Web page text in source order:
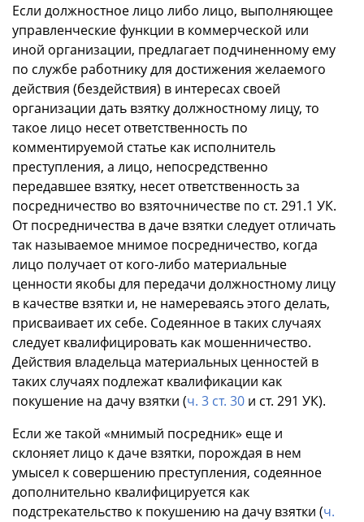
Если должностное лицо либо лицо, выполняющее
управленческие функции в коммерческой или
иной организации, предлагает подчиненному ему
по службе работнику для достижения желаемого
действия (бездействия) в интересах своей
организации дать взятку должностному лицу, то
такое лицо несет ответственность по
комментируемой статье как исполнитель
преступления, а лицо, непосредственно
передавшее взятку, несет ответственность за
посредничество во взяточничестве по ст. 291.1 УК.
От посредничества в даче взятки следует отличать
так называемое мнимое посредничество, когда
лицо получает от кого-либо материальные
ценности якобы для передачи должностному лицу
в качестве взятки и, не намереваясь этого делать,
присваивает их себе. Содеянное в таких случаях
следует квалифицировать как мошенничество.
Действия владельца материальных ценностей в
таких случаях подлежат квалификации как
покушение на дачу взятки (ч. 3 ст. 30 и ст. 291 УК).
Если же такой «мнимый посредник» еще и
склоняет лицо к даче взятки, порождая в нем
умысел к совершению преступления, содеянное
дополнительно квалифицируется как
подстрекательство к покушению на дачу взятки (ч.